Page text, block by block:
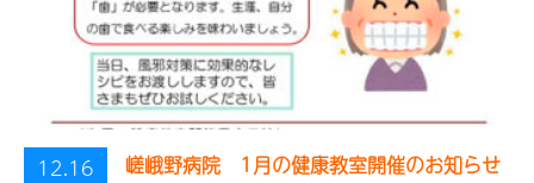
12.16
嵯峨野病院 1月の健康教室開催のお知らせ